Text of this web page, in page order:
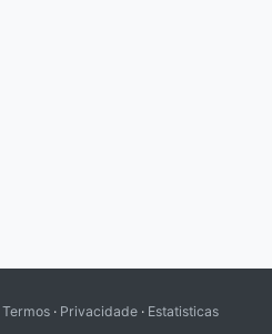
Termos · Privacidade · Estatisticas